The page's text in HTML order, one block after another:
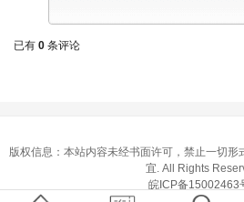
已有 0 条评论
版权信息：本站内容未经书面许可，禁止一切
宜 . All Rights
皖ICP备15002463